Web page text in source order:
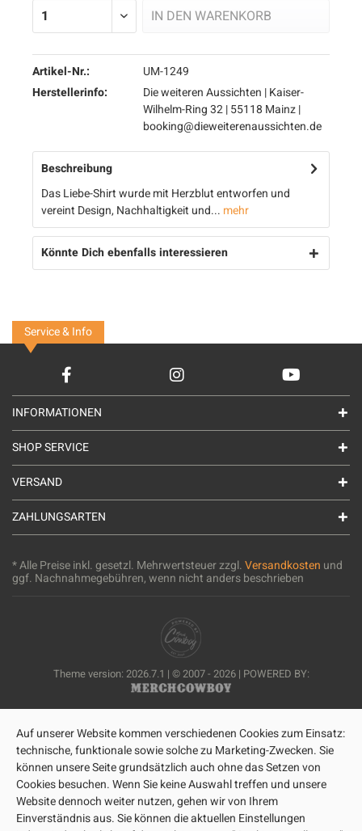
IN DEN WARENKORB
Artikel-Nr.:
UM-1249
Herstellerinfo:
Die weiteren Aussichten | Kaiser-
Wilhelm-Ring 32 | 55118 Mainz |
booking@dieweiterenaussichten.de
Beschreibung
Das Liebe-Shirt wurde mit Herzblut entworfen und
vereint Design, Nachhaltigkeit und... mehr
Könnte Dich ebenfalls interessieren
Service & Info
INFORMATIONEN
SHOP SERVICE
VERSAND
ZAHLUNGSARTEN
* Alle Preise inkl. gesetzl. Mehrwertsteuer zzgl.Versandkosten und
ggf. Nachnahmegebühren, wenn nicht anders beschrieben
Theme version: 2026.7.1 | © 2007 - 2026 | POWERED BY:
Auf unserer Website kommen verschiedenen Cookies zum Einsatz:
technische, funktionale sowie solche zu Marketing-Zwecken. Sie
können unsere Seite grundsätzlich auch ohne das Setzen von
Cookies besuchen. Wenn Sie keine Auswahl treffen und unsere
Website dennoch weiter nutzen, gehen wir von Ihrem
Einverständnis aus. Sie können die aktuellen Einstellungen